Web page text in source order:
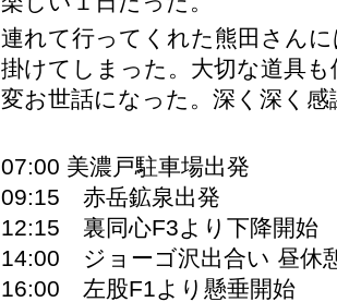
連れて行ってくれた熊田さん
掛けてしまった。大切な道具
変お世話になった。深く深く
07:00 美濃戸駐車場出発
09:15 赤岳鉱泉出発
12:15 裏同心F3より下降開始
14:00 ジョーゴ沢出合い 昼休
16:00 左股F1より懸垂開始